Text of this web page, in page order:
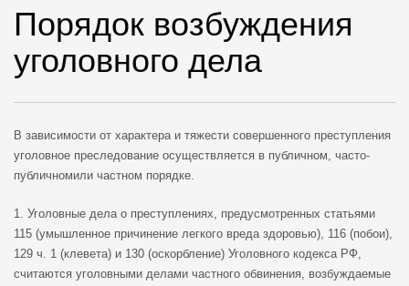
Порядок возбуждения
уголовного дела
В зависимости от характера и тяжести совершенного преступления
уголовное преследование осуществляется в публичном, часто-
публичномили частном порядке.
1. Уголовные дела о преступлениях, предусмотренных статьями
115 (умышленное причинение легкого вреда здоровью), 116 (побои),
129 ч. 1 (клевета) и 130 (оскорбление) Уголовного кодекса РФ,
считаются уголовными делами частного обвинения, возбуждаемые